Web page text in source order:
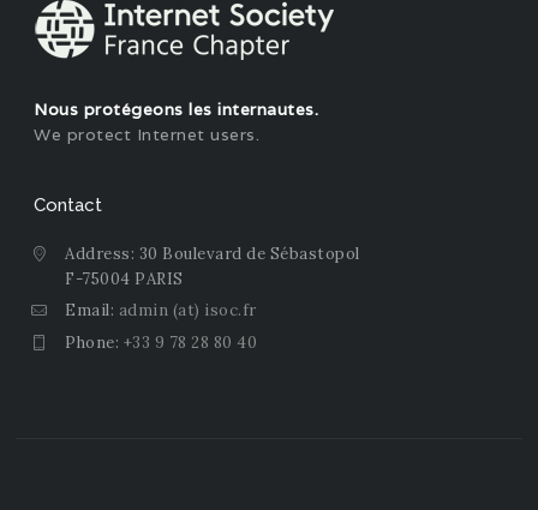
Nous protégeons les internautes.
We protect Internet users.
Contact
Address: 30 Boulevard de Sébastopol
F-75004 PARIS
Email: admin (at) isoc.fr
Phone: +33 9 78 28 80 40